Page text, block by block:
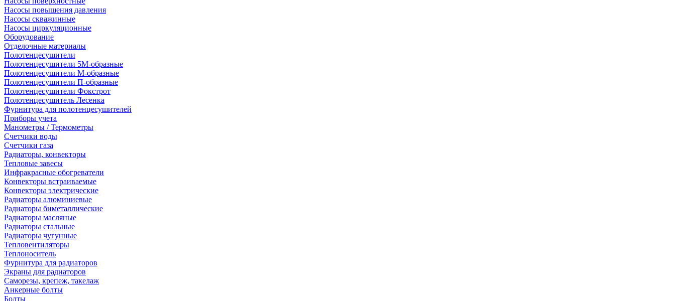
Насосы повышения давления
Насосы скважинные
Насосы циркуляционные
Оборудование
Отделочные материалы
Полотенцесушители
Полотенцесушители 5М-образные
Полотенцесушители М-образные
Полотенцесушители П-образные
Полотенцесушители Фокстрот
Полотенцесушитель Лесенка
Фурнитура для полотенцесушителей
Приборы учета
Манометры / Термометры
Счетчики воды
Счетчики газа
Радиаторы, конвекторы
Тепловые завесы
Инфракрасные обогреватели
Конвекторы встраиваемые
Конвекторы электрические
Радиаторы алюминиевые
Радиаторы биметаллические
Радиаторы масляные
Радиаторы стальные
Радиаторы чугунные
Тепловентиляторы
Теплоноситель
Фурнитура для радиаторов
Экраны для радиаторов
Саморезы, крепеж, такелаж
Анкерные болты
Болты